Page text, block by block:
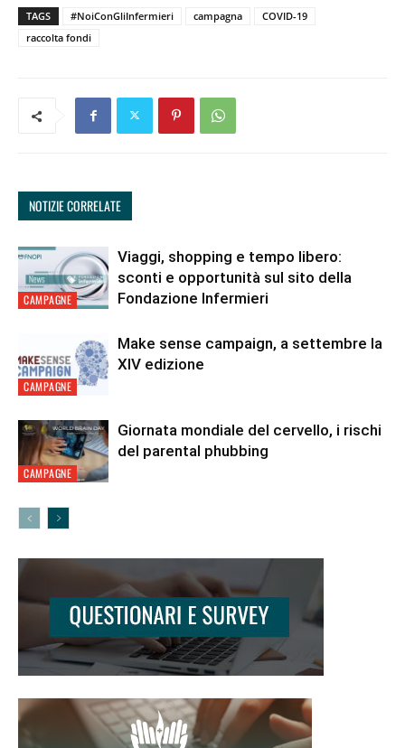
TAGS #NoiConGliInfermieri campagna
COVID-19
raccolta fondi
NOTIZIE CORRELATE
CAMPAGNE
Viaggi, shopping e tempo libero:
sconti e opportunità sul sito della
Fondazione Infermieri
CAMPAGNE
Make sense campaign, a settembre la
XIV edizione
CAMPAGNE
Giornata mondiale del cervello, i rischi
del parental phubbing